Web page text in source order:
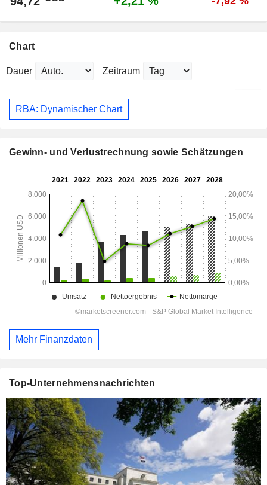
Chart
Dauer Zeitraum
RBA: Dynamischer Chart
Gewinn- und Verlustrechnung sowie Schätzungen
Mehr Finanzdaten
Top-Unternehmensnachrichten